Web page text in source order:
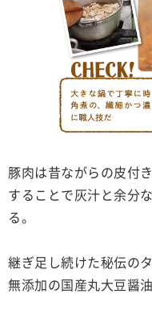
豚肉は昔ながらの皮付
することで灰汁と余分
る。
継ぎ足し続けた秘伝の
無添加の国産丸大豆醤